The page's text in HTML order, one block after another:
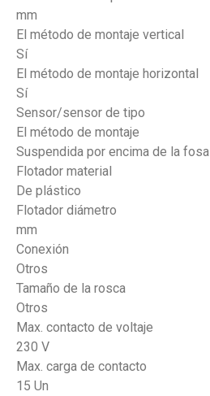
mm
El método de montaje vertical
Sí
El método de montaje horizontal
Sí
Sensor/sensor de tipo
El método de montaje
Suspendida por encima de la fosa
Flotador material
De plástico
Flotador diámetro
mm
Conexión
Otros
Tamaño de la rosca
Otros
Max. contacto de voltaje
230 V
Max. carga de contacto
15 Un